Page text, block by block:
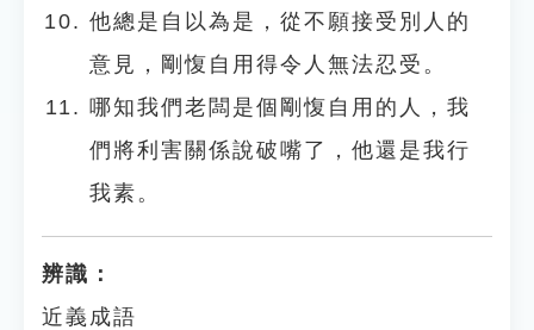
他總是自以為是，從不願接受別人的
意見，剛愎自用得令人無法忍受。
哪知我們老闆是個剛愎自用的人，我
們將利害關係說破嘴了，他還是我行
我素。
辨識：
近義成語